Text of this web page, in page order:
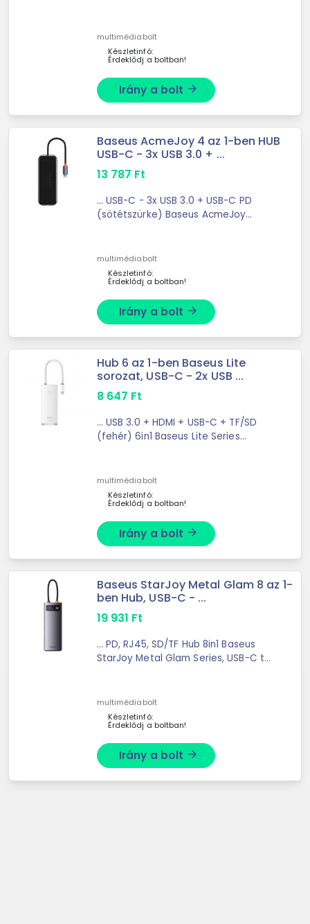
Baseus PadJoy Series 4-in-1 Hub is
equipped wit
multimédiabolt
Készletinfó:
Érdeklődj a boltban!
Irány a bolt arrow_forward
Baseus AcmeJoy 4 az 1-ben HUB
USB-C - 3x USB 3.0 + ...
13 787 Ft
... USB-C - 3x USB 3.0 + USB-C PD
(sötétszürke) Baseus AcmeJoy
multimédiabolt
Készletinfó:
Érdeklődj a boltban!
Irány a bolt arrow_forward
Hub 6 az 1-ben Baseus Lite
sorozat, USB-C - 2x USB ...
8 647 Ft
... USB 3.0 + HDMI + USB-C + TF/SD
(fehér) 6in1 Baseus Lite Series
multimédiabolt
Készletinfó:
Érdeklődj a boltban!
Irány a bolt arrow_forward
Baseus StarJoy Metal Glam 8 az 1-
ben Hub, USB-C - ...
19 931 Ft
... PD, RJ45, SD/TF Hub 8in1 Baseus
StarJoy Metal Glam Series, USB-C to
multimédiabolt
Készletinfó:
Érdeklődj a boltban!
Irány a bolt arrow_forward